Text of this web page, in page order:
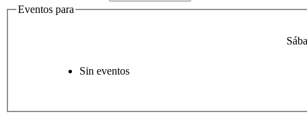
Eventos para
Sin eventos